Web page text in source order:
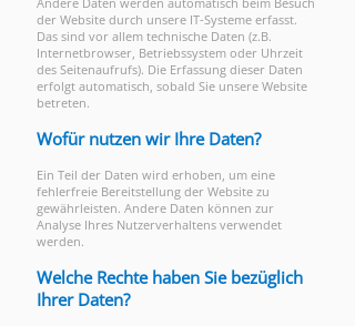
der Website durch unsere IT-Systeme erfasst.
Das sind vor allem technische Daten (z.B.
Internetbrowser, Betriebssystem oder Uhrzeit
des Seitenaufrufs). Die Erfassung dieser Daten
erfolgt automatisch, sobald Sie unsere Website
betreten.
Wofür nutzen wir Ihre Daten?
Ein Teil der Daten wird erhoben, um eine
fehlerfreie Bereitstellung der Website zu
gewährleisten. Andere Daten können zur
Analyse Ihres Nutzerverhaltens verwendet
werden.
Welche Rechte haben Sie bezüglich
Ihrer Daten?